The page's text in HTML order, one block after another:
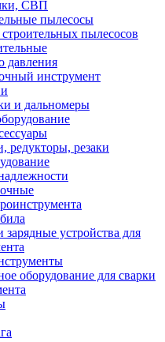
СВП
пылесосы
пылесосов
давления
инструмент
и дальномеры
редукторы, резаки
устройства для
оборудование для сварки